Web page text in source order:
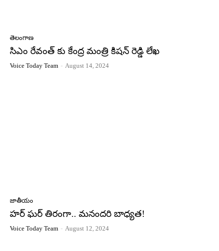
తెలంగాణ
సిఎం రేవంత్ కు కేంద్ర మంత్రి కిషన్ రెడ్డి లేఖ
Voice Today Team - August 14, 2024
జాతీయం
హర్ ఘర్ తిరంగా.. మనందరి బాధ్యత!
Voice Today Team - August 12, 2024